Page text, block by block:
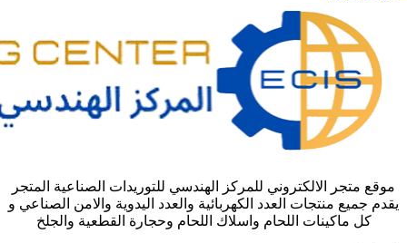
موقع متجر الالكتروني للمركز الهندسي للتوريدات الصناعية المتجر
يقدم جميع منتجات العدد الكهربائية والعدد اليدوية والامن الصناعي و
كل ماكينات اللحام واسلاك اللحام وحجارة القطعية والجلخ